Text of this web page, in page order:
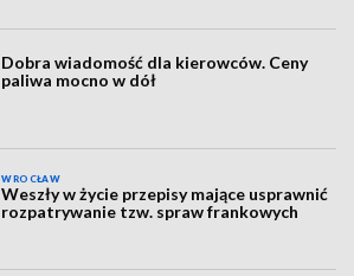
Dobra wiadomość dla kierowców. Ceny
paliwa mocno w dół
WROCŁAW
Weszły w życie przepisy mające usprawnić
rozpatrywanie tzw. spraw frankowych